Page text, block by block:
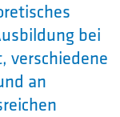
bei
verschiedene
an